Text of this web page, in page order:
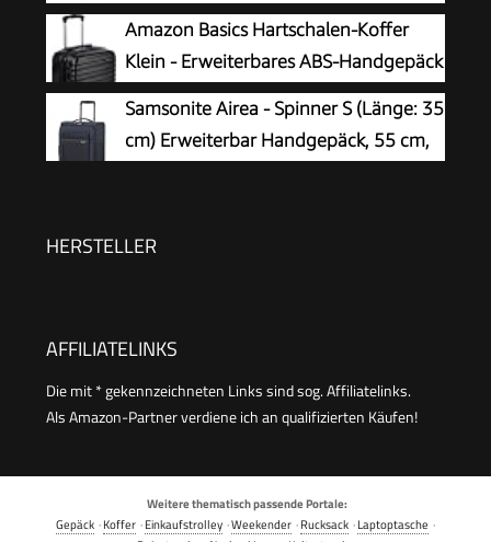
40x30x20cm
Amazon Basics Hartschalen-Koffer
Klein - Erweiterbares ABS-Handgepäck
mit 4 Doppel-Spinnerrädern - Kratzfest
und Leicht - 55 x 37,5 x 25,5cm -
Schwarz
Samsonite Airea - Spinner S (Länge: 35
cm) Erweiterbar Handgepäck, 55 cm,
HERSTELLER
AFFILIATELINKS
Die mit * gekennzeichneten Links sind sog. Affiliatelinks.
Als Amazon-Partner verdiene ich an qualifizierten Käufen!
Weitere thematisch passende Portale:
Gepäck ·Koffer ·Einkaufstrolley ·Weekender ·Rucksack ·Laptoptasche ·